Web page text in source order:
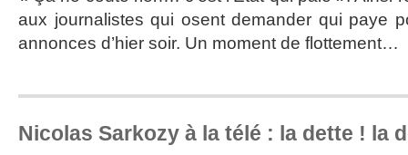
aux journalistes qui osent demander qui paye
annonces d’hier soir. Un moment de flottement…
Nicolas Sarkozy à la télé : la dette ! la